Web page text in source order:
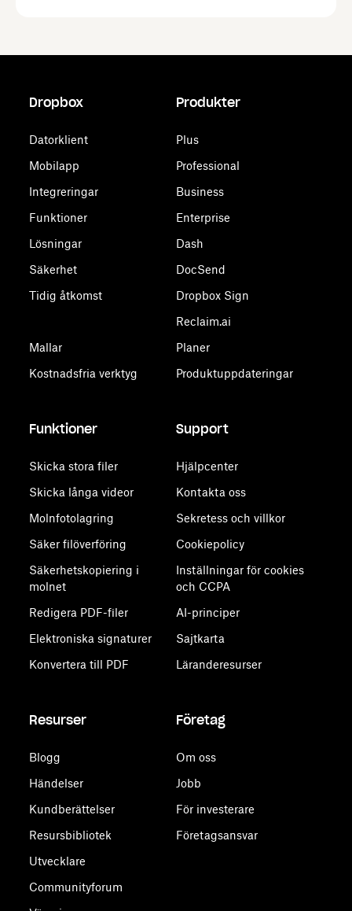
Dropbox
Datorklient
Mobilapp
Integreringar
Funktioner
Lösningar
Säkerhet
Tidig åtkomst
Mallar
Kostnadsfria verktyg
Produkter
Plus
Professional
Business
Enterprise
Dash
DocSend
Dropbox Sign
Reclaim.ai
Planer
Produktuppdateringar
Funktioner
Skicka stora filer
Skicka långa videor
Molnfotolagring
Säker filöverföring
Säkerhetskopiering i
molnet
Redigera PDF-filer
Elektroniska signaturer
Konvertera till PDF
Support
Hjälpcenter
Kontakta oss
Sekretess och villkor
Cookiepolicy
Inställningar för cookies
och CCPA
AI-principer
Sajtkarta
Läranderesurser
Resurser
Blogg
Händelser
Kundberättelser
Resursbibliotek
Utvecklare
Communityforum
Företag
Om oss
Jobb
För investerare
Företagsansvar